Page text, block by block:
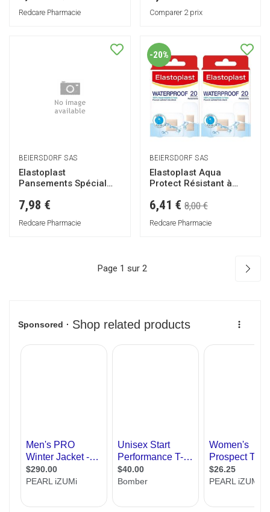
Redcare Pharmacie Comparer 2 prix
BEIERSDORF SAS
Elastoplast
Pansements Spécial
7,98 €
Redcare Pharmacie
-20%
BEIERSDORF SAS
Elastoplast Aqua
Protect Résistant à
6,41 € 8,00 €
Redcare Pharmacie
Page 1 sur 2